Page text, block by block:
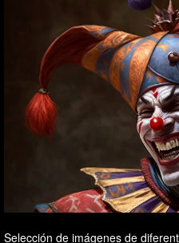
Selección de imágenes de